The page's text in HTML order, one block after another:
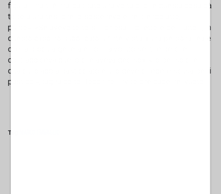
figura... ma ti è mai capitato una volta di dire questa cosa dà
torto a una tesi che io sostenevo e ne prendo atto,
punto». «Se avevo torto sì - chiosa il direttore del Fatto -, in
questo caso ho pubblicato un’intervista a una persona reale
che la procura generale non ha voluto sentire perché
contraddiceva quello che aveva deciso». «Io penso che
qualcuno abbia pasticciato e uno deve chiedere scusa per i
pasticci», taglia corto Bocchino. Invito che cade nel vuoto.
Tag